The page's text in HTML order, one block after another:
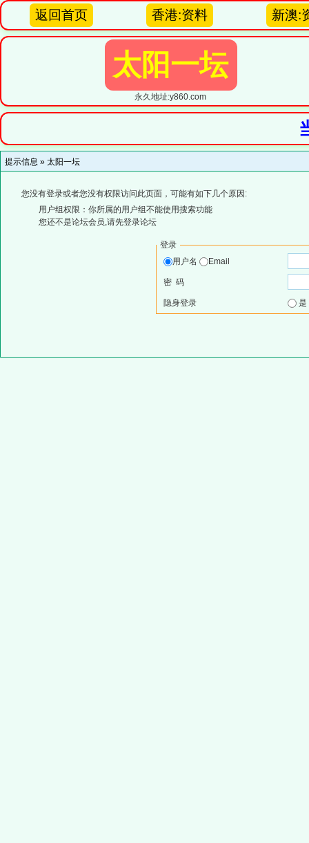
返回首页 香港:资料 新澳:
太阳一坛
永久地址:y860.com
提示信息 » 太阳一坛
您没有登录或者您没有权限访问此页面，可能有如下几个原因:
用户组权限：你所属的用户组不能使用搜索功能
您还不是论坛会员,请先登录论坛
登录
用户名
Email
密 码
隐身登录